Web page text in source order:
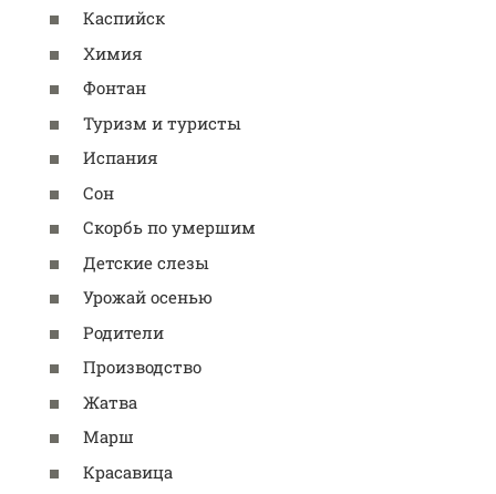
Каспийск
Химия
Фонтан
Туризм и туристы
Испания
Сон
Скорбь по умершим
Детские слезы
Урожай осенью
Родители
Производство
Жатва
Марш
Красавица